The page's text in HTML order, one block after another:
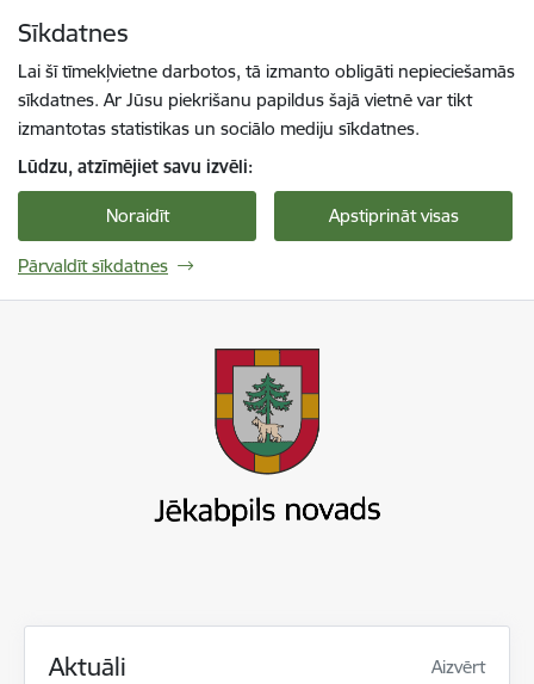
Sīkdatnes
Lai šī tīmekļvietne darbotos, tā izmanto obligāti nepieciešamās
sīkdatnes. Ar Jūsu piekrišanu papildus šajā vietnē var tikt
izmantotas statistikas un sociālo mediju sīkdatnes.
Lūdzu, atzīmējiet savu izvēli:
Noraidīt Apstiprināt visas
Pārvaldīt sīkdatnes
Aktuāli Aizvērt